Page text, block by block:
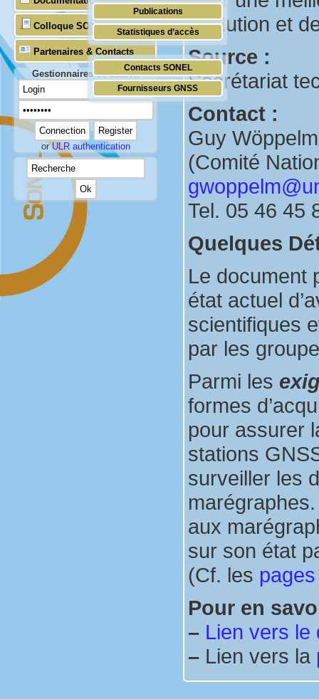
Temps réel (UNESCO/COI)
Publications
Statistiques d’accès
Colloque SONEL
Partenaires & Contacts
Contacts SONEL
Fournisseurs GNSS
Gestionnaires de station
orULR authentication
évolution et
Source :
Secrétariat
Contact :
Guy
(Comité
Tel. 05 46 45
Quelques
Le document
état actuel
scientifiques
par les
Parmi les
formes
pour assurer
stations
surveiller les
aux
sur son état
(Cf. les
Pour en
– Lien vers le
– Lien vers la